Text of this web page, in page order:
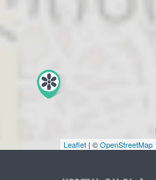
Leaflet | ©OpenStreetMap